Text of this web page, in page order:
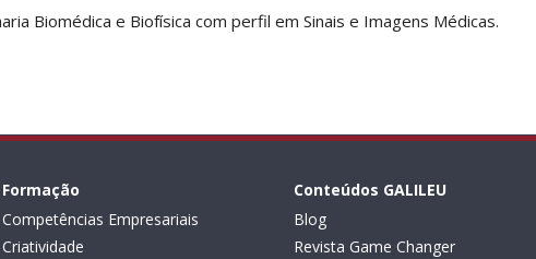
Biomédica e Biofísica com perfil em Sinais e Imagens Médicas.
Formação
Competências Empresariais
Criatividade
Conteúdos GALILEU
Blog
Revista Game Changer